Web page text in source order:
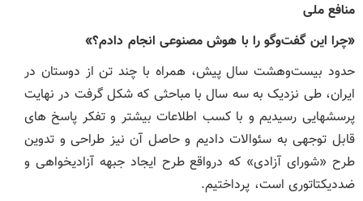
منافع ملی
«چرا این گفت‌وگو را با هوش مصنوعی انجام دادم؟»
حدود بیست‌وهشت سال پیش، همراه با چند تن از دوستان در
ایران، طی نزدیک به سه سال با مباحثی که شکل گرفت در نهایت
پرسشهایی رسیدیم و با کسب اطلاعات بیشتر و تفکر پاسخ های
قابل توجهی به سئوالات دادیم و حاصل آن نیز طراحی و تدوین
طرح «شورای آزادی» که درواقع طرح ایجاد جبهه آزادیخواهی و
ضددیکتاتوری است، پرداختیم.